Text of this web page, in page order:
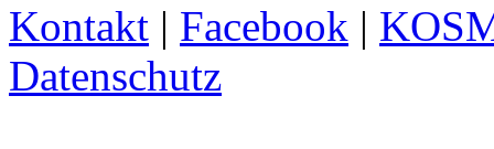
Kontakt | Facebook |
Datenschutz